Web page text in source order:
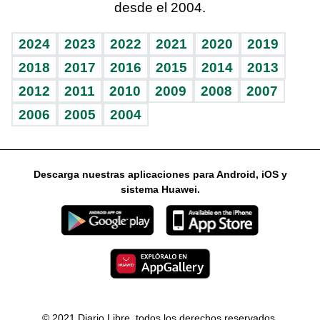
Vida y familia
Eñe
Celebrando la vida
Sin complejos
En pocas palabras
Escuchando al corazón
Economía Personal
Consulta Libre
BRV
TBT Deportivo
Más firmas
Guía del dinero
Horóscopos
desde el 2004.
2024 2023 2022 2021 2020
2019
2018
2017 2016 2015 2014
2013
2012
2011 2010 2009 2008
2007
2006
2005 2004
Descarga nuestras aplicaciones para Android, iOS y
sistema Huawei.